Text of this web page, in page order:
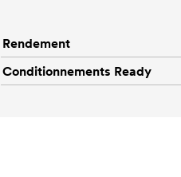
Rendement
Conditionnements Ready